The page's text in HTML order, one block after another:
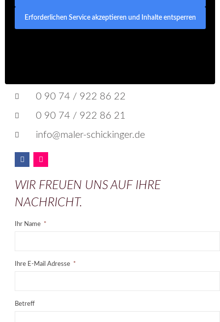
Erforderlichen Service akzeptieren und Inhalte entsperren
0 90 74 / 922 86 22
0 90 74 / 922 86 21
info@maler-schickinger.de
WIR FREUEN UNS AUF IHRE
NACHRICHT.
Ihr Name
Ihre E-Mail Adresse
Betreff